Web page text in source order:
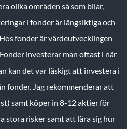
olika områden så som bilar,
i fonder är långsiktiga och
fonder är värdeutvecklingen
investerar man oftast i när
kan det var läskigt att investera i
fonder. Jag rekommenderar att
samt köper in 8-12 aktier för
stora risker samt att lära sig hur